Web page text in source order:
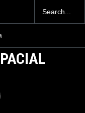
mexicanos cuesta 2.9
millones de dólares